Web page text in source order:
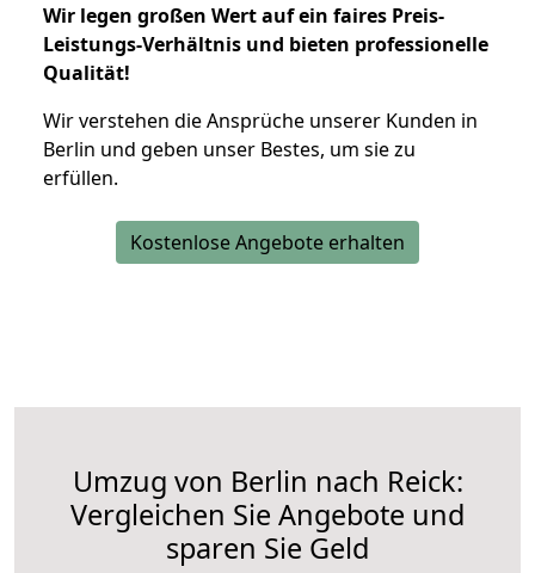
Wir legen großen Wert auf ein faires Preis-
Leistungs-Verhältnis und bieten professionelle
Qualität!
Wir verstehen die Ansprüche unserer Kunden in
Berlin und geben unser Bestes, um sie zu
erfüllen.
Kostenlose Angebote erhalten
Umzug von Berlin nach Reick:
Vergleichen Sie Angebote und
sparen Sie Geld